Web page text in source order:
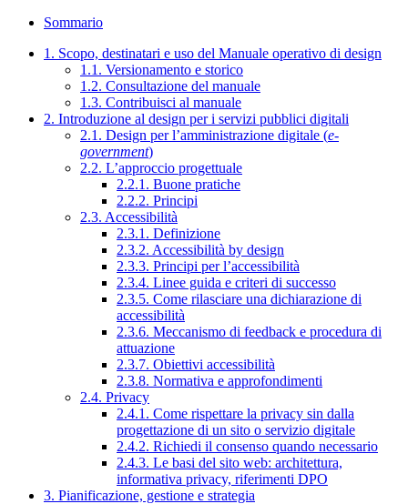
Sommario
1. Scopo, destinatari e uso del Manuale operativo di design
1.1. Versionamento e storico
1.2. Consultazione del manuale
1.3. Contribuisci al manuale
2. Introduzione al design per i servizi pubblici digitali
2.1. Design per l’amministrazione digitale (e-
government)
2.2. L’approccio progettuale
2.2.1. Buone pratiche
2.2.2. Principi
2.3. Accessibilità
2.3.1. Definizione
2.3.2. Accessibilità by design
2.3.3. Principi per l’accessibilità
2.3.4. Linee guida e criteri di successo
2.3.5. Come rilasciare una dichiarazione di
accessibilità
2.3.6. Meccanismo di feedback e procedura di
attuazione
2.3.7. Obiettivi accessibilità
2.3.8. Normativa e approfondimenti
2.4. Privacy
2.4.1. Come rispettare la privacy sin dalla
progettazione di un sito o servizio digitale
2.4.2. Richiedi il consenso quando necessario
2.4.3. Le basi del sito web: architettura,
informativa privacy, riferimenti DPO
3. Pianificazione, gestione e strategia